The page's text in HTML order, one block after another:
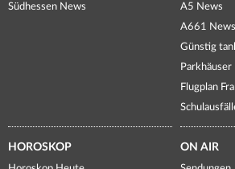
Südhessen News
A5 News
A661 News
Günstig
Parkhäuser
Flugplan
HOROSKOP ON AIR